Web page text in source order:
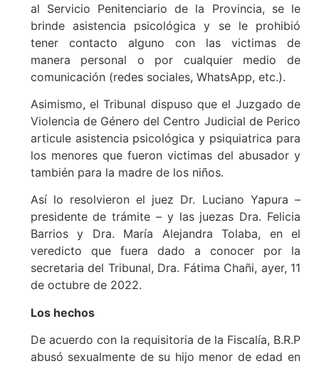
al Servicio Penitenciario de la Provincia, se le
brinde asistencia psicológica y se le prohibió
tener contacto alguno con las victimas de
manera personal o por cualquier medio de
comunicación (redes sociales, WhatsApp, etc.).
Asimismo, el Tribunal dispuso que el Juzgado de
Violencia de Género del Centro Judicial de Perico
articule asistencia psicológica y psiquiatrica para
los menores que fueron victimas del abusador y
también para la madre de los niños.
Así lo resolvieron el juez Dr. Luciano Yapura –
presidente de trámite – y las juezas Dra. Felicia
Barrios y Dra. María Alejandra Tolaba, en el
veredicto que fuera dado a conocer por la
secretaria del Tribunal, Dra. Fátima Chañi, ayer, 11
de octubre de 2022.
Los hechos
De acuerdo con la requisitoria de la Fiscalía, B.R.P
abusó sexualmente de su hijo menor de edad en